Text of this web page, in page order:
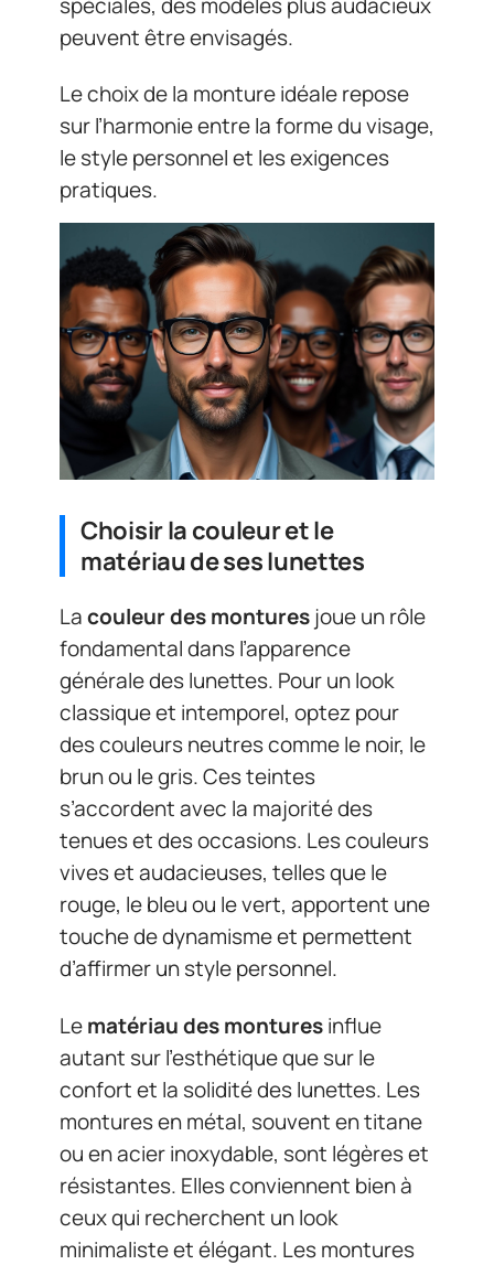
peuvent être envisagés.
Le choix de la monture idéale repose
sur l’harmonie entre la forme du visage,
le style personnel et les exigences
pratiques.
Choisir la couleur et le
matériau de ses lunettes
Lacouleur des montures joue un rôle
fondamental dans l’apparence
générale des lunettes. Pour un look
classique et intemporel, optez pour
des couleurs neutres comme le noir, le
brun ou le gris. Ces teintes
s’accordent avec la majorité des
tenues et des occasions. Les couleurs
vives et audacieuses, telles que le
rouge, le bleu ou le vert, apportent une
touche de dynamisme et permettent
d’affirmer un style personnel.
Lematériau des monturesinflue
autant sur l’esthétique que sur le
confort et la solidité des lunettes. Les
montures en métal, souvent en titane
ou en acier inoxydable, sont légères et
résistantes. Elles conviennent bien à
ceux qui recherchent un look
minimaliste et élégant. Les montures